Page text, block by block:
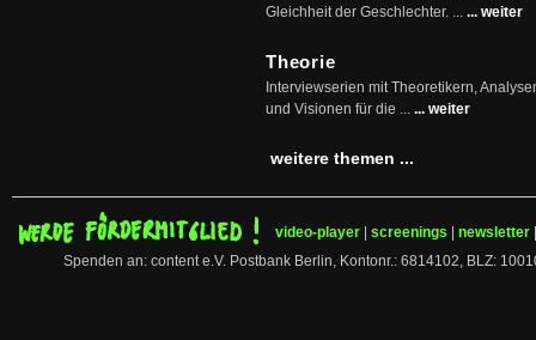
Gleichheit der Geschlechter. ... ... weiter
Theorie
Interviewserien mit Theoretikern,
und Visionen für die ... ... weiter
weitere themen ...
video-player screenings newsletter
Spenden an: content e.V. Postbank Berlin, Kontonr.: 6814102, BLZ: